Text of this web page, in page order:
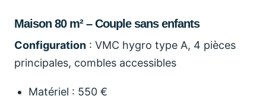
Maison 80 m² – Couple sans enfants
Configuration : VMC hygro type A, 4 pièces
principales, combles accessibles
Matériel : 550 €